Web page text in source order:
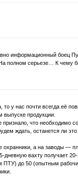
информационный боец
полном серьезе… К чему
то у нас почти всегда её
выпуске продукции.
что необходимо
ждать, останется ли это
а на заводы —
дневную вахту получает
ПТУ) до 50 (опытным